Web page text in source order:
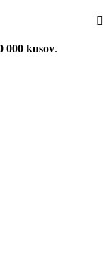
000 kusov.